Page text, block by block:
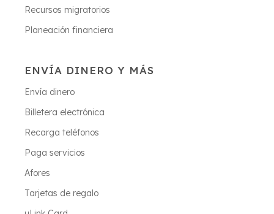
Recursos migratorios
Planeación financiera
ENVÍA DINERO Y MÁS
Envía dinero
Billetera electrónica
Recarga teléfonos
Paga servicios
Afores
Tarjetas de regalo